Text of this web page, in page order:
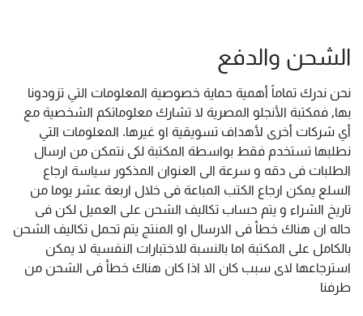
الشحن والدفع
نحن ندرك تماماً أهمية حماية خصوصية المعلومات التي تزودونا
بها, فمكتبة الأنجلو المصرية لا تشارك معلوماتكم الشخصية مع
أي شركات أخرى لأهداف تسويقية او غيرها. المعلومات التي
نطلبها تستخدم فقط بواسطة المكتبة لكى نتمكن من ارسال
الطلبات فى دقه و سرعة الى العنوان المذكور سياسة ارجاع
السلع يمكن ارجاع الكتب المباعة فى خلال اربعة عشر يوما من
تاريخ الشراء و يتم حساب تكاليف الشحن على العميل لكن فى
حاله ان هناك خطأ فى الارسال او المنتج يتم تحمل تكاليف الشحن
بالكامل على المكتبة اما بالنسبة للاختبارات النفسية لا يمكن
استرجاعها لاى سبب كان الا اذا كان هناك خطأ فى الشحن من
طرفنا